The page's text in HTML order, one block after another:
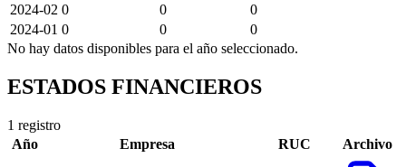
2024-02 0 0
0
2024-01 0 0
0
No hay datos disponibles para el año seleccionado.
ESTADOS FINANCIEROS
1 registro
Año
Empresa RUC Archivo